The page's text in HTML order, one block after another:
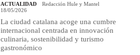
ACTUALIDAD
Redacción Hule y Mantel
18/05/2026
La ciudad catalana acoge una cumbre
internacional centrada en innovación
culinaria, sostenibilidad y turismo
gastronómico